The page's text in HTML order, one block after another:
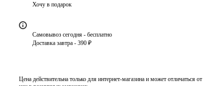
Хочу в подарок
Самовывоз сегодня - бесплатно
Доставка завтра - 390 ₽
Цена действительна только для интернет-магазина и может отличаться от